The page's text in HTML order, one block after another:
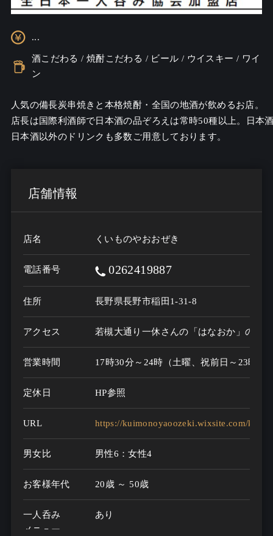
...
酒こだわる / 焼酎こだわる / ビール / ウイスキー / ワイ
ン
人気の備長炭串焼きと本格焼酎・全国の地酒が飲めるお店。
店長は国際利酒師で日本酒の品ぞろえは常時50種以上。日
日本酒以外のドリンクも多数ご用意しております。
店舗情報
店名 くいものやおおぜき
電話番号 0262419887
住所 長野県長野市稲田1-31-8
アクセス 若槻大通り一休さんの「はなおか」の裏
営業時間 17時30分～24時（土曜、祝前日～23時、
定休日 HP参照
URL https://kuimonoyaoozeki.wixsite.com/
男女比 男性6：女性4
お客様年代 20歳 ～ 50歳
一人呑み
メニュー
あり